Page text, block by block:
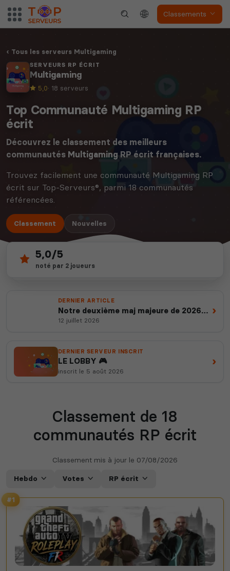
Classements
Tous les serveurs Multigaming
SERVEURS RP ÉCRIT
Multigaming
5,0· 18 serveurs
Top Communauté Multigaming RP
écrit
Découvrez le classement des meilleurs
communautés Multigaming RP écrit françaises.
Trouvez facilement une communauté Multigaming RP
écrit sur Top-Serveurs®, parmi 18 communautés
référencées.
Classement Nouvelles
18
serveurs actifs
depuis 2012
5,0/5
noté par 2 joueurs
DERNIER ARTICLE
Notre deuxième maj majeure de 2026
est en ligne
12 juillet 2026
›
DERNIER SERVEUR INSCRIT
LE LOBBY 🎮
inscrit le 5 août 2026
›
Classement de 18
communautés RP écrit
Classement mis à jour le 07/08/2026
Hebdo Votes RP écrit
#1